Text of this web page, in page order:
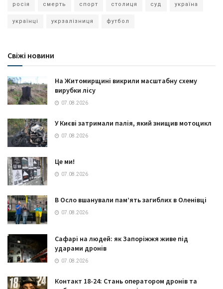
росія смерть спорт столиця суд україна
українці укрзалізниця футбол
Свіжі новини
На Житомирщині викрили масштабну схему
вирубки лісу
07.08.2026
У Києві затримали палія, який знищив мотоцикл
07.08.2026
Це ми!
07.08.2026
В Осло вшанували пам’ять загиблих в Оленівці
07.08.2026
Сафарі на людей: як Запоріжжя живе під
ударами дронів
07.08.2026
Контакт 18-24: Стань оператором дронів та